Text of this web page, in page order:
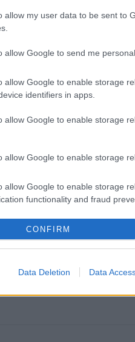
allow my user data to be sent to
allow Google to send me
allow Google to enable storage
identifiers in apps.
allow Google to enable storage
allow Google to enable storage
allow Google to enable storage
functionality and fraud
CONFIRM
Data Deletion Data
pandemia che ha
è da escluderlo – il
e mezzo e poi via ai
governatore della Bce
quando venne eletto
il palermitano giura:
altri sette anni al